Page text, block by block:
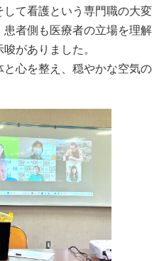
て看護という専門職の大変
者側も医療者の立場を理解
がありました。
心を整え、穏やかな空気の